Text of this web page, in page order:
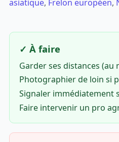
asiatique, Frelon européen,
✓ À faire
Garder ses distances (au
Photographier de loin si
Signaler immédiatement
Faire intervenir un pro